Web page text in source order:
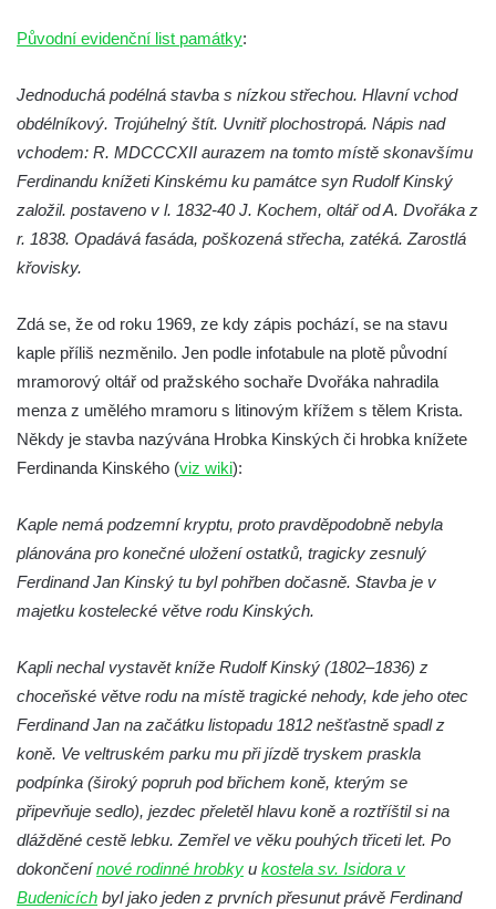
Křížová cesta Římov – VI. kaple – Olivetská
hora (Getsemanská zahrada)
Křížová cesta Římov – V. kaple – Smutná
duše
Křížová cesta Římov – IV. kaple – Pustá ves
Křížová cesta Římov – III. kaple – Stádní
Křížová cesta Římov – II. kaple – Poslední
večeře Páně
Křížová cesta Římov – I. kaple – Loučení
Ježíše s Pannou Marií
Márnice na hřbitově v Římově
Kaple v Horním Třeboníně
Kaple mezi Dolním Třebonínem a Horním
Třebonínem
Kaple v severní části Dolního Třebonína
Kaple u kostela svatého Jiljí v Lužci nad
Vltavou
Kostel svatého Jiljí v Lužci nad Vltavou
Kaple Božího těla na hřbitově v Hostíně u
Vojkovic
Kostel Nanebevzetí Panny Marie v Hostíně
u Vojkovic
Kaple svatého Bartoloměje v Bukolu
Původní evidenční list památky:
Jednoduchá podélná stavba s nízkou střechou. Hlavní vchod
obdélníkový. Trojúhelný štít. Uvnitř plochostropá. Nápis nad
vchodem: R. MDCCCXII aurazem na tomto místě skonavšímu
Ferdinandu knížeti Kinskému ku památce syn Rudolf Kinský
založil. postaveno v l. 1832-40 J. Kochem, oltář od A. Dvořáka z
r. 1838. Opadává fasáda, poškozená střecha, zatéká. Zarostlá
křovisky.
Zdá se, že od roku 1969, ze kdy zápis pochází, se na stavu
kaple příliš nezměnilo. Jen podle infotabule na plotě původní
mramorový oltář od pražského sochaře Dvořáka nahradila
menza z umělého mramoru s litinovým křížem s tělem Krista.
Někdy je stavba nazývána Hrobka Kinských či hrobka knížete
Ferdinanda Kinského (viz wiki):
Kaple nemá podzemní kryptu, proto pravděpodobně nebyla
plánována pro konečné uložení ostatků, tragicky zesnulý
Ferdinand Jan Kinský tu byl pohřben dočasně. Stavba je v
majetku kostelecké větve rodu Kinských.
Kapli nechal vystavět kníže Rudolf Kinský (1802–1836) z
choceňské větve rodu na místě tragické nehody, kde jeho otec
Ferdinand Jan na začátku listopadu 1812 nešťastně spadl z
koně. Ve veltruském parku mu při jízdě tryskem praskla
podpínka (široký popruh pod břichem koně, kterým se
připevňuje sedlo), jezdec přeletěl hlavu koně a roztříštil si na
dlážděné cestě lebku. Zemřel ve věku pouhých třiceti let. Po
dokončenínové rodinné hrobky u kostela sv. Isidora v
Budenicích byl jako jeden z prvních přesunut právě Ferdinand